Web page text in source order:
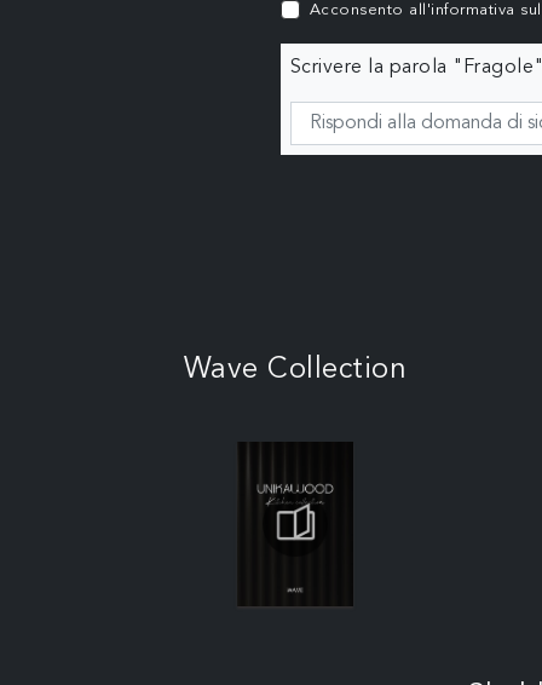
Acconsento all'informativa
Scrivere la parola
Wave Collection